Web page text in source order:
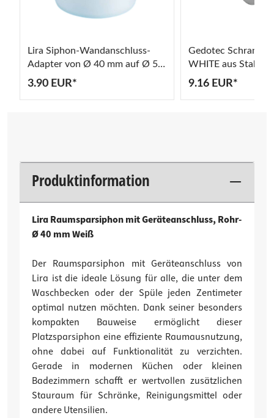
Lira Siphon-Wandanschluss-
Adapter von Ø 40 mm auf Ø 50
mm Weiss
3.90 EUR*
Gedotec
WHITE aus Stahl
25 mm
9.16 EUR*
Produktinformation
Lira Raumsparsiphon mit Geräteanschluss, Rohr-
Ø 40 mm Weiß
Der Raumsparsiphon mit Geräteanschluss von
Lira ist die ideale Lösung für alle, die unter dem
Waschbecken oder der Spüle jeden Zentimeter
optimal nutzen möchten. Dank seiner besonders
kompakten Bauweise ermöglicht dieser
Platzsparsiphon eine effiziente Raumausnutzung,
ohne dabei auf Funktionalität zu verzichten.
Gerade in modernen Küchen oder kleinen
Badezimmern schafft er wertvollen zusätzlichen
Stauraum für Schränke, Reinigungsmittel oder
andere Utensilien.